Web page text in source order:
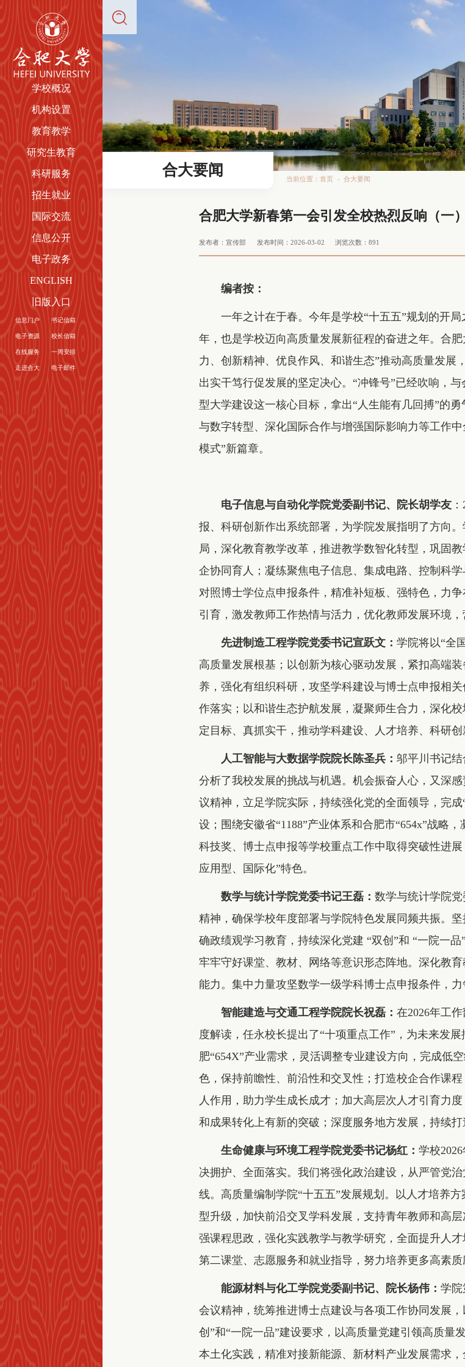
学校概况
机构设置
教育教学
研究生教育
科研服务
招生就业
国际交流
信息公开
电子政务
ENGLISH
旧版入口
信息门户 书记信箱
电子资源 校长信箱
在线服务 一周安排
走进合大 电子邮件
合大要闻
当前位置： 首页 - 合大要闻
合肥大学新春第一会引发全校热烈反响（一）
发布者：宣传部 发布时间：2026-03-02 浏览次数： 891
编者按：
一年之计在于春。今年是学校“十五五”规划的开
年，也是学校迈向高质量发展新征程的奋进之年。合
力、创新精神、优良作风、和谐生态”推动高质量发展
出实干笃行促发展的坚定决心。“冲锋号”已经吹响，
型大学建设这一核心目标，拿出“人生能有几回搏”的
与数字转型、深化国际合作与增强国际影响力等工作
模式”新篇章。
电子信息与自动化学院党委副书记、院长胡学友
报、科研创新作出系统部署，为学院发展指明了方向
局，深化教育教学改革，推进教学数智化转型，巩固
企协同育人；凝练聚焦电子信息、集成电路、控制科
对照博士学位点申报条件，精准补短板、强特色，力
引育，激发教师工作热情与活力，优化教师发展环境，
先进制造工程学院党委书记宣跃文： 学院将以“全
高质量发展根基；以创新为核心驱动发展，紧扣高端
养，强化有组织科研，攻坚学科建设与博士点申报相
作落实；以和谐生态护航发展，凝聚师生合力，深化
定目标、真抓实干，推动学科建设、人才培养、科研创
人工智能与大数据学院院长陈圣兵： 邬平川书记
分析了我校发展的挑战与机遇。机会振奋人心，又深
议精神，立足学院实际，持续强化党的全面领导，完
设；围绕安徽省“1188”产业体系和合肥市“654x”战略
科技奖、博士点申报等学校重点工作中取得突破性进
应用型、国际化”特色。
数学与统计学院党委书记王磊： 数学与统计学院
精神，确保学校年度部署与学院特色发展同频共振。
确政绩观学习教育，持续深化党建 “双创”和 “一院一
牢牢守好课堂、教材、网络等意识形态阵地。深化教
能力。集中力量攻坚数学一级学科博士点申报条件，
智能建造与交通工程学院院长祝磊： 在2026年工
度解读，任永校长提出了“十项重点工作” ，为未来发
肥“654X”产业需求，灵活调整专业建设方向，完成低
色，保持前瞻性、前沿性和交叉性；打造校企合作课
人作用，助力学生成长成才；加大高层次人才引育力
和成果转化上有新的突破；深度服务地方发展，持续
生命健康与环境工程学院党委书记杨红： 学校
决拥护、全面落实。我们将强化政治建设，从严管党
线。高质量编制学院“十五五”发展规划。以人才培养
型升级，加快前沿交叉学科发展，支持青年教师和高
强课程思政，强化实践教学与教学研究，全面提升人
第二课堂、志愿服务和就业指导，努力培养更多高素质
能源材料与化工学院党委副书记、院长杨伟： 学院
会议精神，统筹推进博士点建设与各项工作协同发展
创”和“一院一品”建设要求，以高质量党建引领高质量
本土化实践，精准对接新能源、新材料产业发展需求